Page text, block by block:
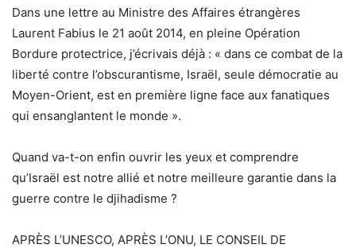
Dans une lettre au Ministre des Affaires étrangères
Laurent Fabius le 21 août 2014, en pleine Opération
Bordure protectrice, j’écrivais déjà : « dans ce combat de la
liberté contre l’obscurantisme, Israël, seule démocratie au
Moyen-Orient, est en première ligne face aux fanatiques
qui ensanglantent le monde ».
Quand va-t-on enfin ouvrir les yeux et comprendre
qu’Israël est notre allié et notre meilleure garantie dans la
guerre contre le djihadisme ?
APRÈS L’UNESCO, APRÈS L’ONU, LE CONSEIL DE